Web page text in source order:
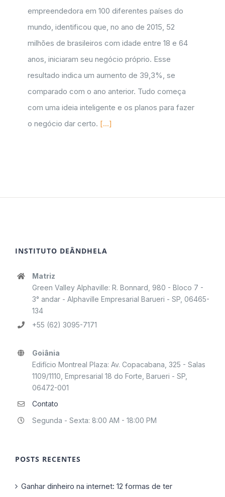
empreendedora em 100 diferentes países do
mundo, identificou que, no ano de 2015, 52
milhões de brasileiros com idade entre 18 e 64
anos, iniciaram seu negócio próprio. Esse
resultado indica um aumento de 39,3%, se
comparado com o ano anterior. Tudo começa
com uma ideia inteligente e os planos para fazer
o negócio dar certo. [...]
INSTITUTO DEÂNDHELA
Matriz
Green Valley Alphaville: R. Bonnard, 980 - Bloco 7 -
3° andar - Alphaville Empresarial Barueri - SP, 06465-
134
+55 (62) 3095-7171
Goiânia
Edifício Montreal Plaza: Av. Copacabana, 325 - Salas
1109/1110, Empresarial 18 do Forte, Barueri - SP,
06472-001
Contato
Segunda - Sexta: 8:00 AM - 18:00 PM
POSTS RECENTES
Ganhar dinheiro na internet: 12 formas de ter